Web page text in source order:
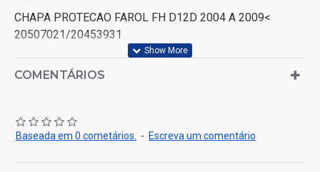
CHAPA PROTECAO FAROL FH D12D 2004 A 2009<
20507021/20453931
COMENTÁRIOS
Baseada em 0 cometários. - Escreva um comentário